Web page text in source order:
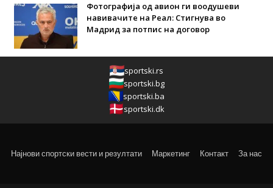
Фотографија од авион ги воодушеви
навивачите на Реал: Стигнува во
Мадрид за потпис на договор
sportski.rs
sportski.bg
sportski.ba
sportski.dk
Најнови спортски вести и резултати Маркетинг Контакт За нас